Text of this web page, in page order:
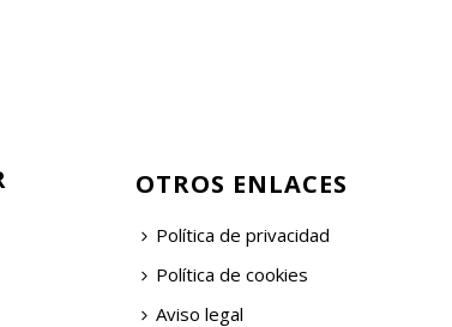
OTROS ENLACES
Política de privacidad
Política de cookies
Aviso legal